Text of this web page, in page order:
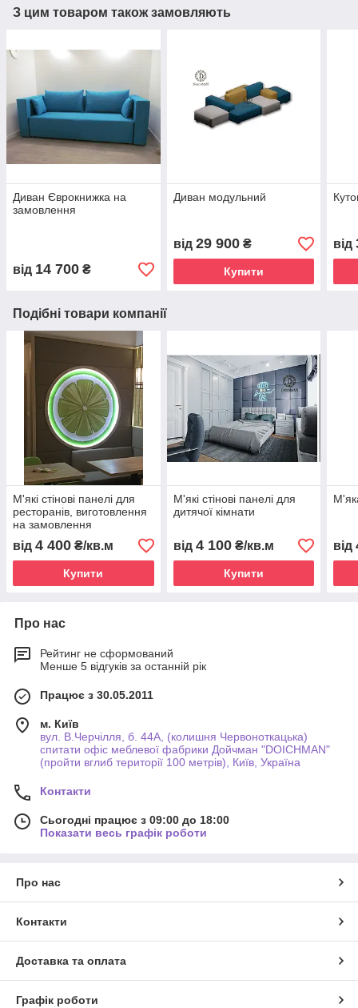
З цим товаром також замовляють
Диван Єврокнижка на
замовлення
від 14 700 ₴
Диван модульний
від 29 900₴
Купити
від
Подібні товари компанії
М'які стінові панелі для
ресторанів, виготовлення
на замовлення
від 4 400 ₴/кв.м
Купити
М'які стінові панелі для
дитячої кімнати
від 4 100₴/кв.м
Купити
від
Про нас
Рейтинг не сформований
Менше 5 відгуків за останній рік
Працює з 30.05.2011
м. Київ
вул. В.Черчілля, б. 44А, (колишня Червоноткацька)
спитати офіс меблевої фабрики Дойчман "DOICHMAN"
(пройти вглиб території 100 метрів), Київ, Україна
Контакти
Сьогодні працює з 09:00 до 18:00
Показати весь графік роботи
Про нас
Контакти
Доставка та оплата
Графік роботи